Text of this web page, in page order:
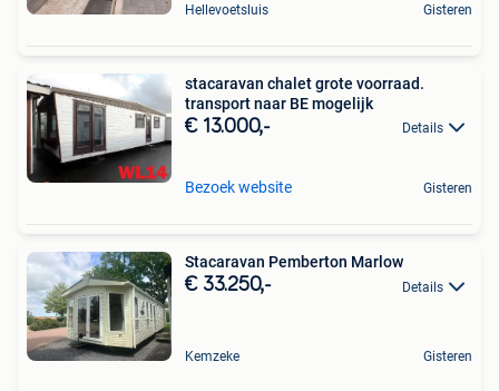
Hellevoetsluis Gisteren
stacaravan chalet grote voorraad.
transport naar BE mogelijk
€ 13.000,- Details
Bezoek website Gisteren
Stacaravan Pemberton Marlow
€ 33.250,- Details
Kemzeke Gisteren